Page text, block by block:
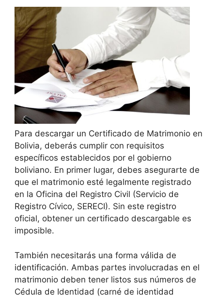
Para descargar un Certificado de Matrimonio en
Bolivia, deberás cumplir con requisitos
específicos establecidos por el gobierno
boliviano. En primer lugar, debes asegurarte de
que el matrimonio esté legalmente registrado
en la Oficina del Registro Civil (Servicio de
Registro Cívico, SERECI). Sin este registro
oficial, obtener un certificado descargable es
imposible.
También necesitarás una forma válida de
identificación. Ambas partes involucradas en el
matrimonio deben tener listos sus números de
Cédula de Identidad (carné de identidad